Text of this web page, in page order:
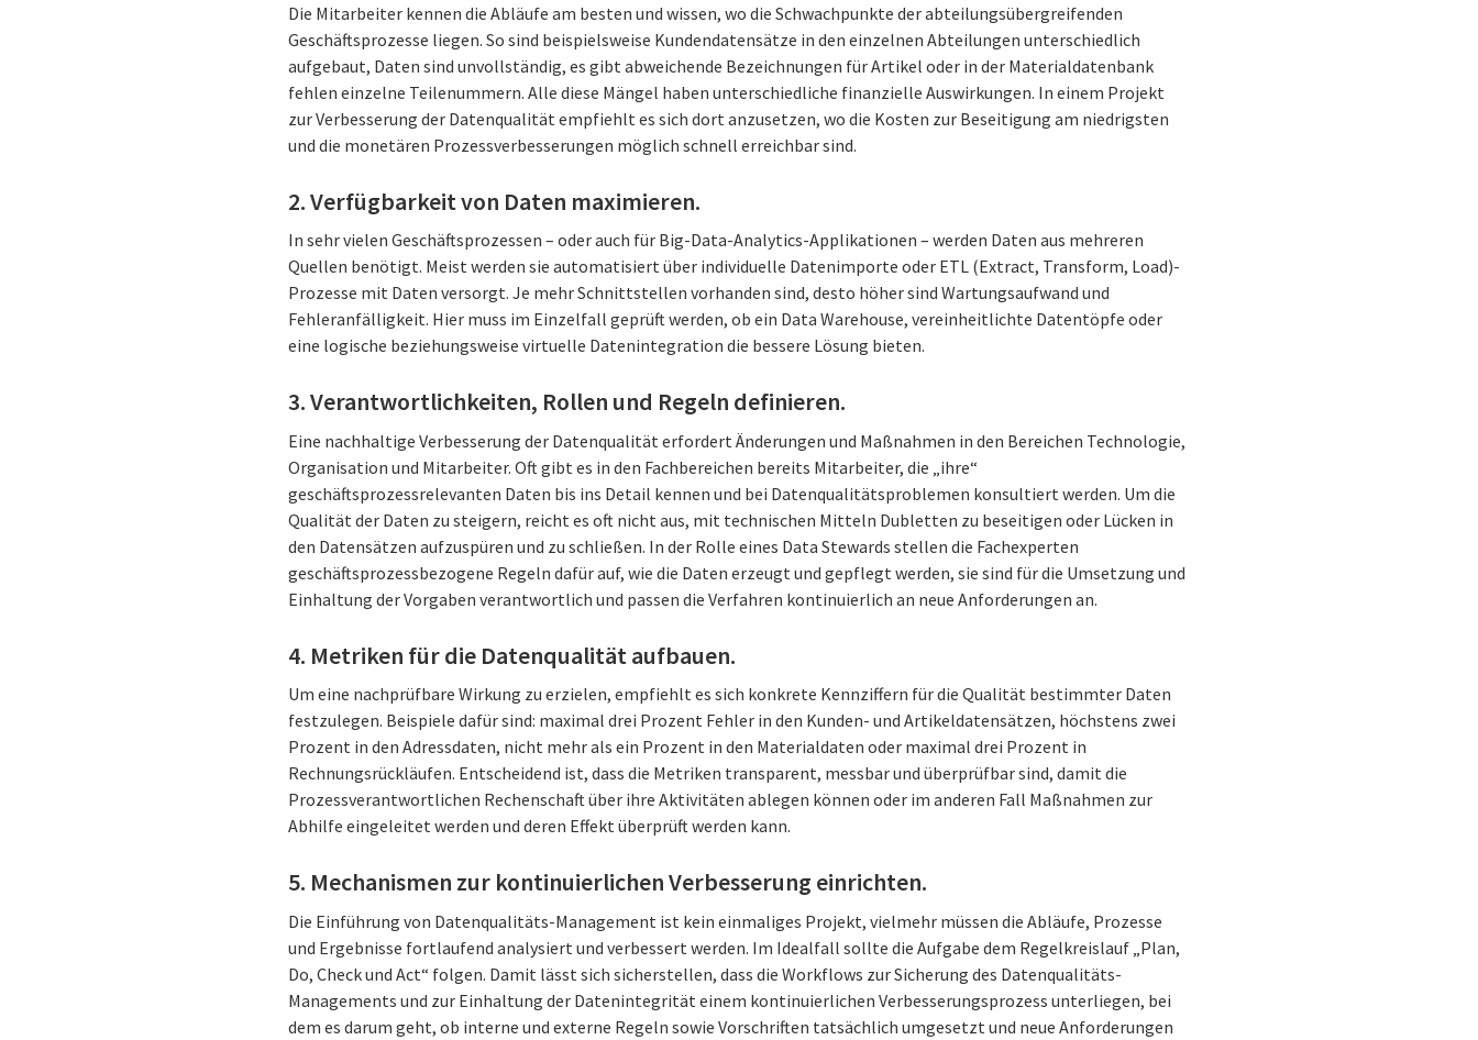
Die Mitarbeiter kennen die Abläufe am besten und wissen, wo die Schwachpunkte der abteilungsübergreifenden
Geschäftsprozesse liegen. So sind beispielsweise Kundendatensätze in den einzelnen Abteilungen unterschiedlich
aufgebaut, Daten sind unvollständig, es gibt abweichende Bezeichnungen für Artikel oder in der Materialdatenbank
fehlen einzelne Teilenummern. Alle diese Mängel haben unterschiedliche finanzielle Auswirkungen. In einem Projekt
zur Verbesserung der Datenqualität empfiehlt es sich dort anzusetzen, wo die Kosten zur Beseitigung am niedrigsten
und die monetären Prozessverbesserungen möglich schnell erreichbar sind.
2. Verfügbarkeit von Daten maximieren.
In sehr vielen Geschäftsprozessen – oder auch für Big-Data-Analytics-Applikationen – werden Daten aus mehreren
Quellen benötigt. Meist werden sie automatisiert über individuelle Datenimporte oder ETL (Extract, Transform, Load)-
Prozesse mit Daten versorgt. Je mehr Schnittstellen vorhanden sind, desto höher sind Wartungsaufwand und
Fehleranfälligkeit. Hier muss im Einzelfall geprüft werden, ob ein Data Warehouse, vereinheitlichte Datentöpfe oder
eine logische beziehungsweise virtuelle Datenintegration die bessere Lösung bieten.
3. Verantwortlichkeiten, Rollen und Regeln definieren.
Eine nachhaltige Verbesserung der Datenqualität erfordert Änderungen und Maßnahmen in den Bereichen Technologie,
Organisation und Mitarbeiter. Oft gibt es in den Fachbereichen bereits Mitarbeiter, die „ihre“
geschäftsprozessrelevanten Daten bis ins Detail kennen und bei Datenqualitätsproblemen konsultiert werden. Um die
Qualität der Daten zu steigern, reicht es oft nicht aus, mit technischen Mitteln Dubletten zu beseitigen oder Lücken in
den Datensätzen aufzuspüren und zu schließen. In der Rolle eines Data Stewards stellen die Fachexperten
geschäftsprozessbezogene Regeln dafür auf, wie die Daten erzeugt und gepflegt werden, sie sind für die Umsetzung und
Einhaltung der Vorgaben verantwortlich und passen die Verfahren kontinuierlich an neue Anforderungen an.
4. Metriken für die Datenqualität aufbauen.
Um eine nachprüfbare Wirkung zu erzielen, empfiehlt es sich konkrete Kennziffern für die Qualität bestimmter Daten
festzulegen. Beispiele dafür sind: maximal drei Prozent Fehler in den Kunden- und Artikeldatensätzen, höchstens zwei
Prozent in den Adressdaten, nicht mehr als ein Prozent in den Materialdaten oder maximal drei Prozent in
Rechnungsrückläufen. Entscheidend ist, dass die Metriken transparent, messbar und überprüfbar sind, damit die
Prozessverantwortlichen Rechenschaft über ihre Aktivitäten ablegen können oder im anderen Fall Maßnahmen zur
Abhilfe eingeleitet werden und deren Effekt überprüft werden kann.
5. Mechanismen zur kontinuierlichen Verbesserung einrichten.
Die Einführung von Datenqualitäts-Management ist kein einmaliges Projekt, vielmehr müssen die Abläufe, Prozesse
und Ergebnisse fortlaufend analysiert und verbessert werden. Im Idealfall sollte die Aufgabe dem Regelkreislauf „Plan,
Do, Check und Act“ folgen. Damit lässt sich sicherstellen, dass die Workflows zur Sicherung des Datenqualitäts-
Managements und zur Einhaltung der Datenintegrität einem kontinuierlichen Verbesserungsprozess unterliegen, bei
dem es darum geht, ob interne und externe Regeln sowie Vorschriften tatsächlich umgesetzt und neue Anforderungen